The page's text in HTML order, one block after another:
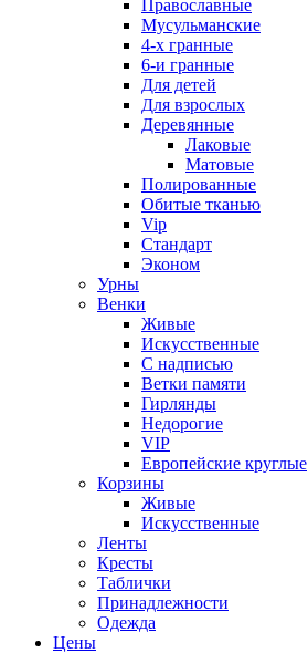
Православные
Мусульманские
4-х гранные
6-и гранные
Для детей
Для взрослых
Деревянные
Лаковые
Матовые
Полированные
Обитые тканью
Vip
Стандарт
Эконом
Урны
Венки
Живые
Искусственные
С надписью
Ветки памяти
Гирлянды
Недорогие
VIP
Европейские круглые
Корзины
Живые
Искусственные
Ленты
Кресты
Таблички
Принадлежности
Одежда
Цены